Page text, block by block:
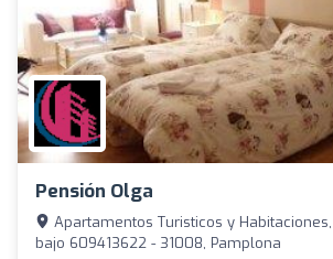
Pensión Olga
Apartamentos Turisticos y Habitaciones,
bajo 609413622 - 31008, Pamplona